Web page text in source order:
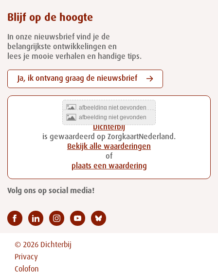
Blijf op de hoogte
In onze nieuwsbrief vind je de
belangrijkste ontwikkelingen en
lees je mooie verhalen en handige tips.
Ja, ik ontvang graag de nieuwsbrief
Dichterbij
is gewaardeerd op ZorgkaartNederland.
Bekijk alle waarderingen
of
plaats een waardering
Volg ons op social media!
© 2026 Dichterbij
Privacy
Colofon